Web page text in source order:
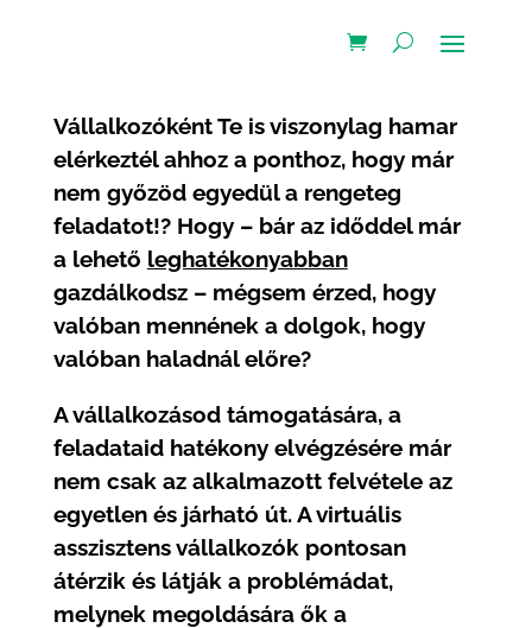
Vállalkozóként Te is viszonylag hamar
elérkeztél ahhoz a ponthoz, hogy már
nem győzöd egyedül a rengeteg
feladatot!? Hogy – bár az időddel már
a lehető leghatékonyabban
gazdálkodsz – mégsem érzed, hogy
valóban mennének a dolgok, hogy
valóban haladnál előre?
A vállalkozásod támogatására, a
feladataid hatékony elvégzésére már
nem csak az alkalmazott felvétele az
egyetlen és járható út. A virtuális
asszisztens vállalkozók pontosan
átérzik és látják a problémádat,
melynek megoldására ők a